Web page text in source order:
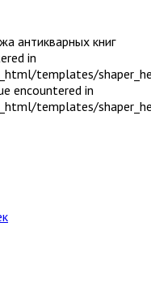
антикварных книг
in
templates/
encountered in
templates/